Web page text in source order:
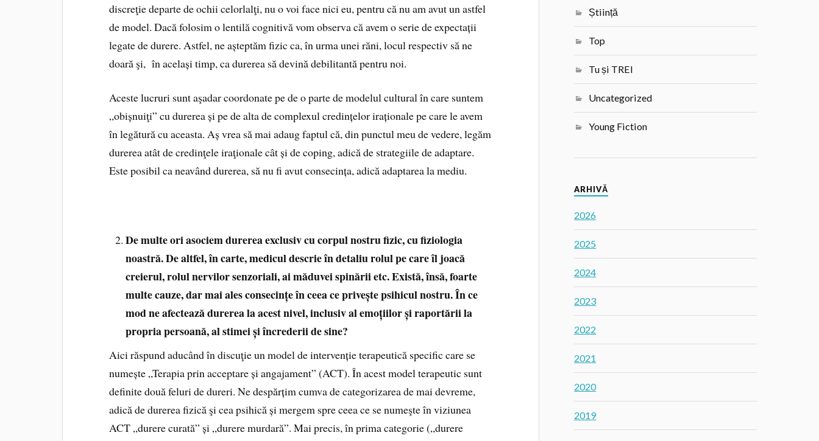
discreţie departe de ochii celorlalţi, nu o voi face nici eu, pentru că nu am avut un astfel
de model. Dacă folosim o lentilă cognitivă vom observa că avem o serie de expectații
legate de durere. Astfel, ne așteptăm fizic ca, în urma unei răni, locul respectiv să ne
doară şi, în același timp, ca durerea să devină debilitantă pentru noi.
Aceste lucruri sunt aşadar coordonate pe de o parte de modelul cultural în care suntem
„obișnuiţi” cu durerea și pe de alta de complexul credințelor iraționale pe care le avem
în legătură cu aceasta. Aș vrea să mai adaug faptul că, din punctul meu de vedere, legăm
durerea atât de credinţele iraţionale cât și de coping, adică de strategiile de adaptare.
Este posibil ca neavând durerea, să nu fi avut consecința, adică adaptarea la mediu.
De multe ori asociem durerea exclusiv cu corpul nostru fizic, cu fiziologia
noastră. De altfel, în carte, medicul descrie în detaliu rolul pe care îl joacă
creierul, rolul nervilor senzoriali, ai măduvei spinării etc. Există, însă, foarte
multe cauze, dar mai ales consecințe în ceea ce privește psihicul nostru. În ce
mod ne afectează durerea la acest nivel, inclusiv al emoțiilor și raportării la
propria persoană, al stimei și încrederii de sine?
Aici răspund aducând în discuţie un model de intervenție terapeutică specific care se
numește „Terapia prin acceptare și angajament” (ACT). În acest model terapeutic sunt
definite două feluri de dureri. Ne despărțim cumva de categorizarea de mai devreme,
adică de durerea fizică şi cea psihică și mergem spre ceea ce se numeşte în viziunea
ACT „durere curată” și „durere murdară”. Mai precis, în prima categorie („durere
Știință
Top
Tu și TREI
Uncategorized
Young Fiction
ARHIVĂ
2026
2025
2024
2023
2022
2021
2020
2019